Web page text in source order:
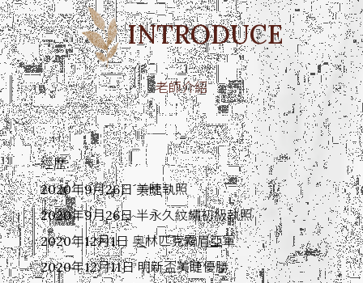
INTRODUCE
老師介紹
經歷:
2020年9月26日 美睫執照
2020年9月26日 半永久紋繡初級執照
2020年12月1日 奥林匹克霧眉亞軍
2020年12月11日 明新盃美睫優勝